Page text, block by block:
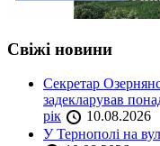
Свіжі новини
Секретар
задекларував
рік
10.08.2026
У Тернополі на